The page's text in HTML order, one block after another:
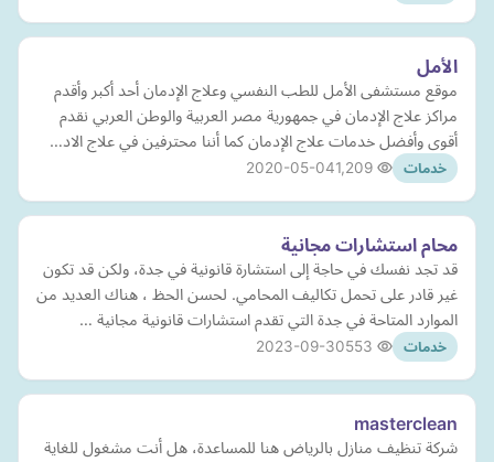
الأمل
موقع مستشفى الأمل للطب النفسي وعلاج الإدمان أحد أكبر وأقدم
مراكز علاج الإدمان في جمهورية مصر العربية والوطن العربي نقدم
أقوى وأفضل خدمات علاج الإدمان كما أننا محترفين في علاج الاد…
خدمات 2020-05-04
محام استشارات مجانية
قد تجد نفسك في حاجة إلى استشارة قانونية في جدة، ولكن قد تكون
غير قادر على تحمل تكاليف المحامي. لحسن الحظ ، هناك العديد من
الموارد المتاحة في جدة التي تقدم استشارات قانونية مجانية …
خدمات 2023-09-30
masterclean
شركة تنظيف منازل بالرياض هنا للمساعدة، هل أنت مشغول للغاية